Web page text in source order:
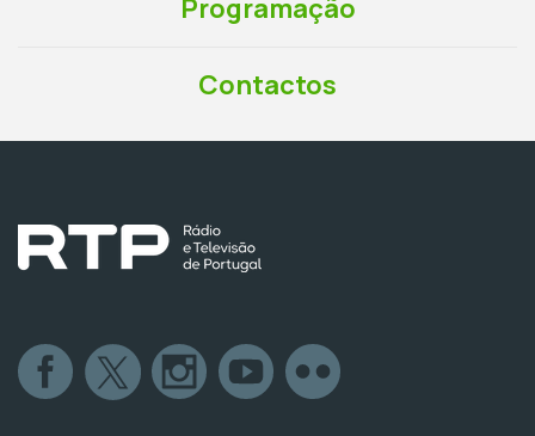
Programação
Contactos